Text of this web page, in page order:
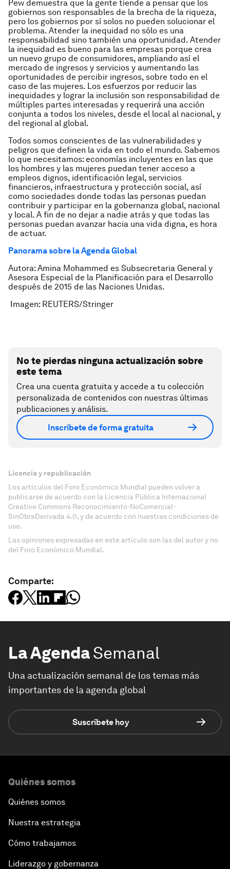
Pew demuestra que la gente tiende a pensar que los
gobiernos son responsables de la brecha de la riqueza,
pero los gobiernos por sí solos no pueden solucionar el
problema. Atender la inequidad no sólo es una
responsabilidad sino también una oportunidad. Atender
la inequidad es bueno para las empresas porque crea
un nuevo grupo de consumidores, ampliando así el
mercado de ingresos y servicios y aumentando las
oportunidades de percibir ingresos, sobre todo en el
caso de las mujeres. Los esfuerzos por reducir las
inequidades y lograr la inclusión son responsabilidad de
múltiples partes interesadas y requerirá una acción
conjunta a todos los niveles, desde el local al nacional, y
del regional al global.
Todos somos conscientes de las vulnerabilidades y
peligros que definen la vida en todo el mundo. Sabemos
lo que necesitamos: economías incluyentes en las que
los hombres y las mujeres puedan tener acceso a
empleos dignos, identificación legal, servicios
financieros, infraestructura y protección social, así
como sociedades donde todas las personas puedan
contribuir y participar en la gobernanza global, nacional
y local. A fin de no dejar a nadie atrás y que todas las
personas puedan avanzar hacia una vida digna, es hora
de actuar.
Panorama sobre la Agenda Global
Autora: Amina Mohammed es Subsecretaria General y
Asesora Especial de la Planificación para el Desarrollo
después de 2015 de las Naciones Unidas.
Imagen: REUTERS/Stringer
No te pierdas ninguna actualización sobre
este tema
Crea una cuenta gratuita y accede a tu colección
personalizada de contenidos con nuestras últimas
publicaciones y análisis.
Inscríbete de forma gratuita
Licencia y republicación
Los artículos del Foro Económico Mundial pueden volver a
publicarse de acuerdo con la Licencia Pública Internacional
Creative Commons Reconocimiento-NoComercial-
SinObraDerivada 4.0, y de acuerdo con nuestras condiciones de
uso.
Las opiniones expresadas en este artículo son las del autor y no
del Foro Económico Mundial.
Comparte:
La AgendaSemanal
Una actualización semanal de los temas más
importantes de la agenda global
Suscríbete hoy
Quiénes somos
Quiénes somos
Nuestra estrategia
Cómo trabajamos
Liderazgo y gobernanza